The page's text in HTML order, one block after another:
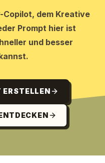
Copilot, dem Kreative
Prompt hier ist
und besser